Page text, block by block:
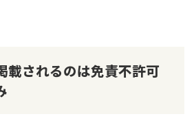
載されるのは免責不許可